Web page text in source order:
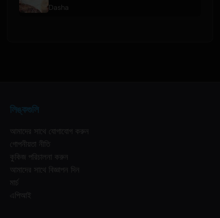
Dasha
লিঙ্কগুলি
আমাদের সাথে যোগাযোগ করুন
গোপনীয়তা নীতি
কুকিজ পরিচালনা করুন
আমাদের সাথে বিজ্ঞাপন দিন
মার্চ
এপিআই